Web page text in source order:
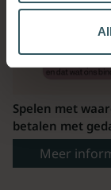
Spelen met
betalen met
Meer